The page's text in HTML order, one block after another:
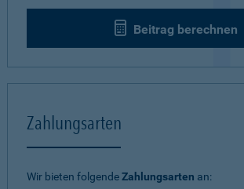
Beitrag berechnen
Zahlungsarten
Wir bieten folgendeZahlungsarten an: